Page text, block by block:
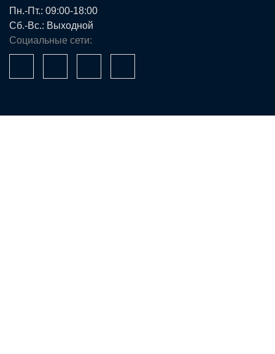
Пн.-Пт.: 09:00-18:00
Сб.-Вс.: Выходной
Социальные сети: